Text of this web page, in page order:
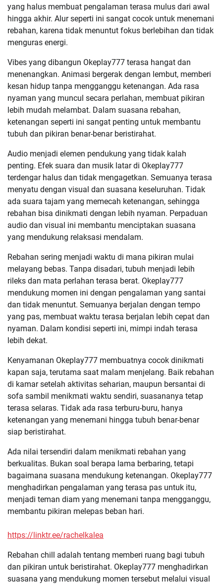
yang halus membuat pengalaman terasa mulus dari awal
hingga akhir. Alur seperti ini sangat cocok untuk menemani
rebahan, karena tidak menuntut fokus berlebihan dan tidak
menguras energi.
Vibes yang dibangun Okeplay777 terasa hangat dan
menenangkan. Animasi bergerak dengan lembut, memberi
kesan hidup tanpa mengganggu ketenangan. Ada rasa
nyaman yang muncul secara perlahan, membuat pikiran
lebih mudah melambat. Dalam suasana rebahan,
ketenangan seperti ini sangat penting untuk membantu
tubuh dan pikiran benar-benar beristirahat.
Audio menjadi elemen pendukung yang tidak kalah
penting. Efek suara dan musik latar di Okeplay777
terdengar halus dan tidak mengagetkan. Semuanya terasa
menyatu dengan visual dan suasana keseluruhan. Tidak
ada suara tajam yang memecah ketenangan, sehingga
rebahan bisa dinikmati dengan lebih nyaman. Perpaduan
audio dan visual ini membantu menciptakan suasana
yang mendukung relaksasi mendalam.
Rebahan sering menjadi waktu di mana pikiran mulai
melayang bebas. Tanpa disadari, tubuh menjadi lebih
rileks dan mata perlahan terasa berat. Okeplay777
mendukung momen ini dengan pengalaman yang santai
dan tidak menuntut. Semuanya berjalan dengan tempo
yang pas, membuat waktu terasa berjalan lebih cepat dan
nyaman. Dalam kondisi seperti ini, mimpi indah terasa
lebih dekat.
Kenyamanan Okeplay777 membuatnya cocok dinikmati
kapan saja, terutama saat malam menjelang. Baik rebahan
di kamar setelah aktivitas seharian, maupun bersantai di
sofa sambil menikmati waktu sendiri, suasananya tetap
terasa selaras. Tidak ada rasa terburu-buru, hanya
ketenangan yang menemani hingga tubuh benar-benar
siap beristirahat.
Ada nilai tersendiri dalam menikmati rebahan yang
berkualitas. Bukan soal berapa lama berbaring, tetapi
bagaimana suasana mendukung ketenangan. Okeplay777
menghadirkan pengalaman yang terasa pas untuk itu,
menjadi teman diam yang menemani tanpa mengganggu,
membantu pikiran melepas beban hari.
https://linktr.ee/rachelkalea
Rebahan chill adalah tentang memberi ruang bagi tubuh
dan pikiran untuk beristirahat. Okeplay777 menghadirkan
suasana yang mendukung momen tersebut melalui visual